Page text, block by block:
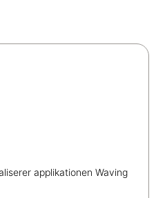
applikationen Waving